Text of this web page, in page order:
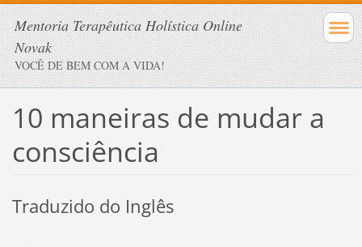
Mentoria Terapêutica Holística Online
Novak
VOCÊ DE BEM COM A VIDA!
10 maneiras de mudar a
consciência
Traduzido do Inglês